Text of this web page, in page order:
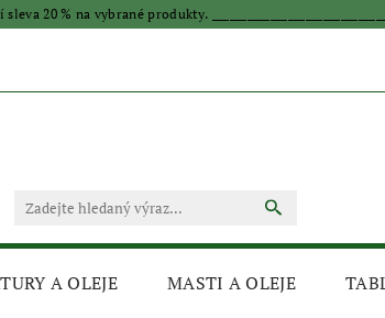
sleva 20 % na vybrané produkty.
A OLEJE MASTI A OLEJE